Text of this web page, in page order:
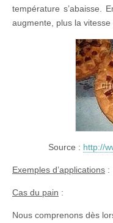
température s’abaisse.
augmente, plus la
Source : http://
Exemples d’applications :
Cas du pain :
Nous comprenons dès